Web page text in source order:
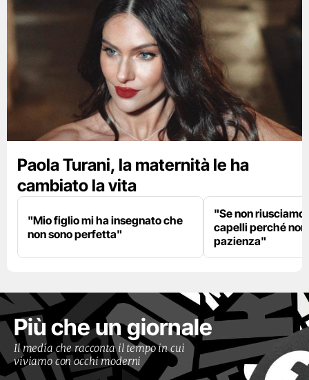
Paola Turani, la maternità le ha
cambiato la vita
"Mio figlio mi ha insegnato che
non sono perfetta"
"Se non riusciamo
capelli perché
pazienza"
Più che un giornale
Il media che racconta il tempo in cui
viviamo con occhi moderni